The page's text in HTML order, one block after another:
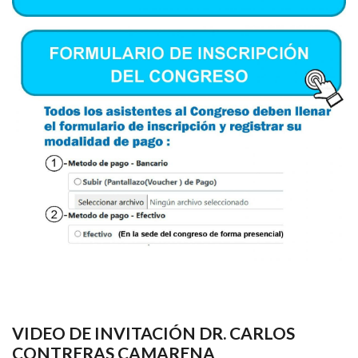
VIDEO DE INVITACIÓN DR. CARLOS
CONTRERAS CAMARENA